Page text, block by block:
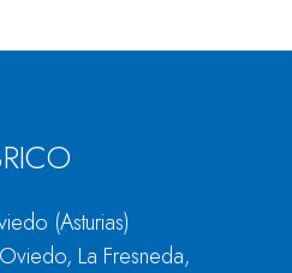
(Asturias)
Oviedo, La Fresneda,